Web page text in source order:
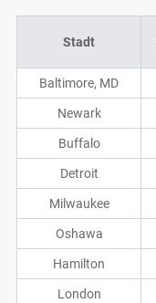
Stadt
Baltimore, MD
Newark
Buffalo
Detroit
Milwaukee
Oshawa
Hamilton
London